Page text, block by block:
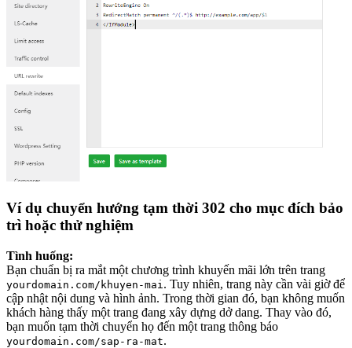
Ví dụ chuyển hướng tạm thời 302 cho mục đích bảo
trì hoặc thử nghiệm
Tình huống:
Bạn chuẩn bị ra mắt một chương trình khuyến mãi lớn trên trang
yourdomain.com/khuyen-mai . Tuy nhiên, trang này cần vài giờ để
cập nhật nội dung và hình ảnh. Trong thời gian đó, bạn không muốn
khách hàng thấy một trang đang xây dựng dở dang. Thay vào đó,
bạn muốn tạm thời chuyển họ đến một trang thông báo
yourdomain.com/sap-ra-mat.